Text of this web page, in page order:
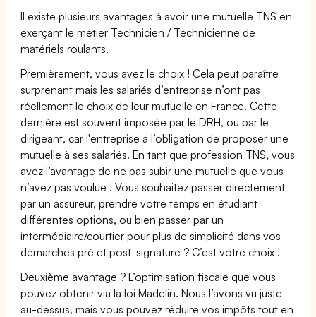
Il existe plusieurs avantages à avoir une mutuelle TNS en
exerçant le métier Technicien / Technicienne de
matériels roulants.
Premièrement, vous avez le choix ! Cela peut paraître
surprenant mais les salariés d’entreprise n’ont pas
réellement le choix de leur mutuelle en France. Cette
dernière est souvent imposée par le DRH, ou par le
dirigeant, car l'entreprise a l’obligation de proposer une
mutuelle à ses salariés. En tant que profession TNS, vous
avez l’avantage de ne pas subir une mutuelle que vous
n’avez pas voulue ! Vous souhaitez passer directement
par un assureur, prendre votre temps en étudiant
différentes options, ou bien passer par un
intermédiaire/courtier pour plus de simplicité dans vos
démarches pré et post-signature ? C’est votre choix !
Deuxième avantage ? L’optimisation fiscale que vous
pouvez obtenir via la loi Madelin. Nous l’avons vu juste
au-dessus, mais vous pouvez réduire vos impôts tout en